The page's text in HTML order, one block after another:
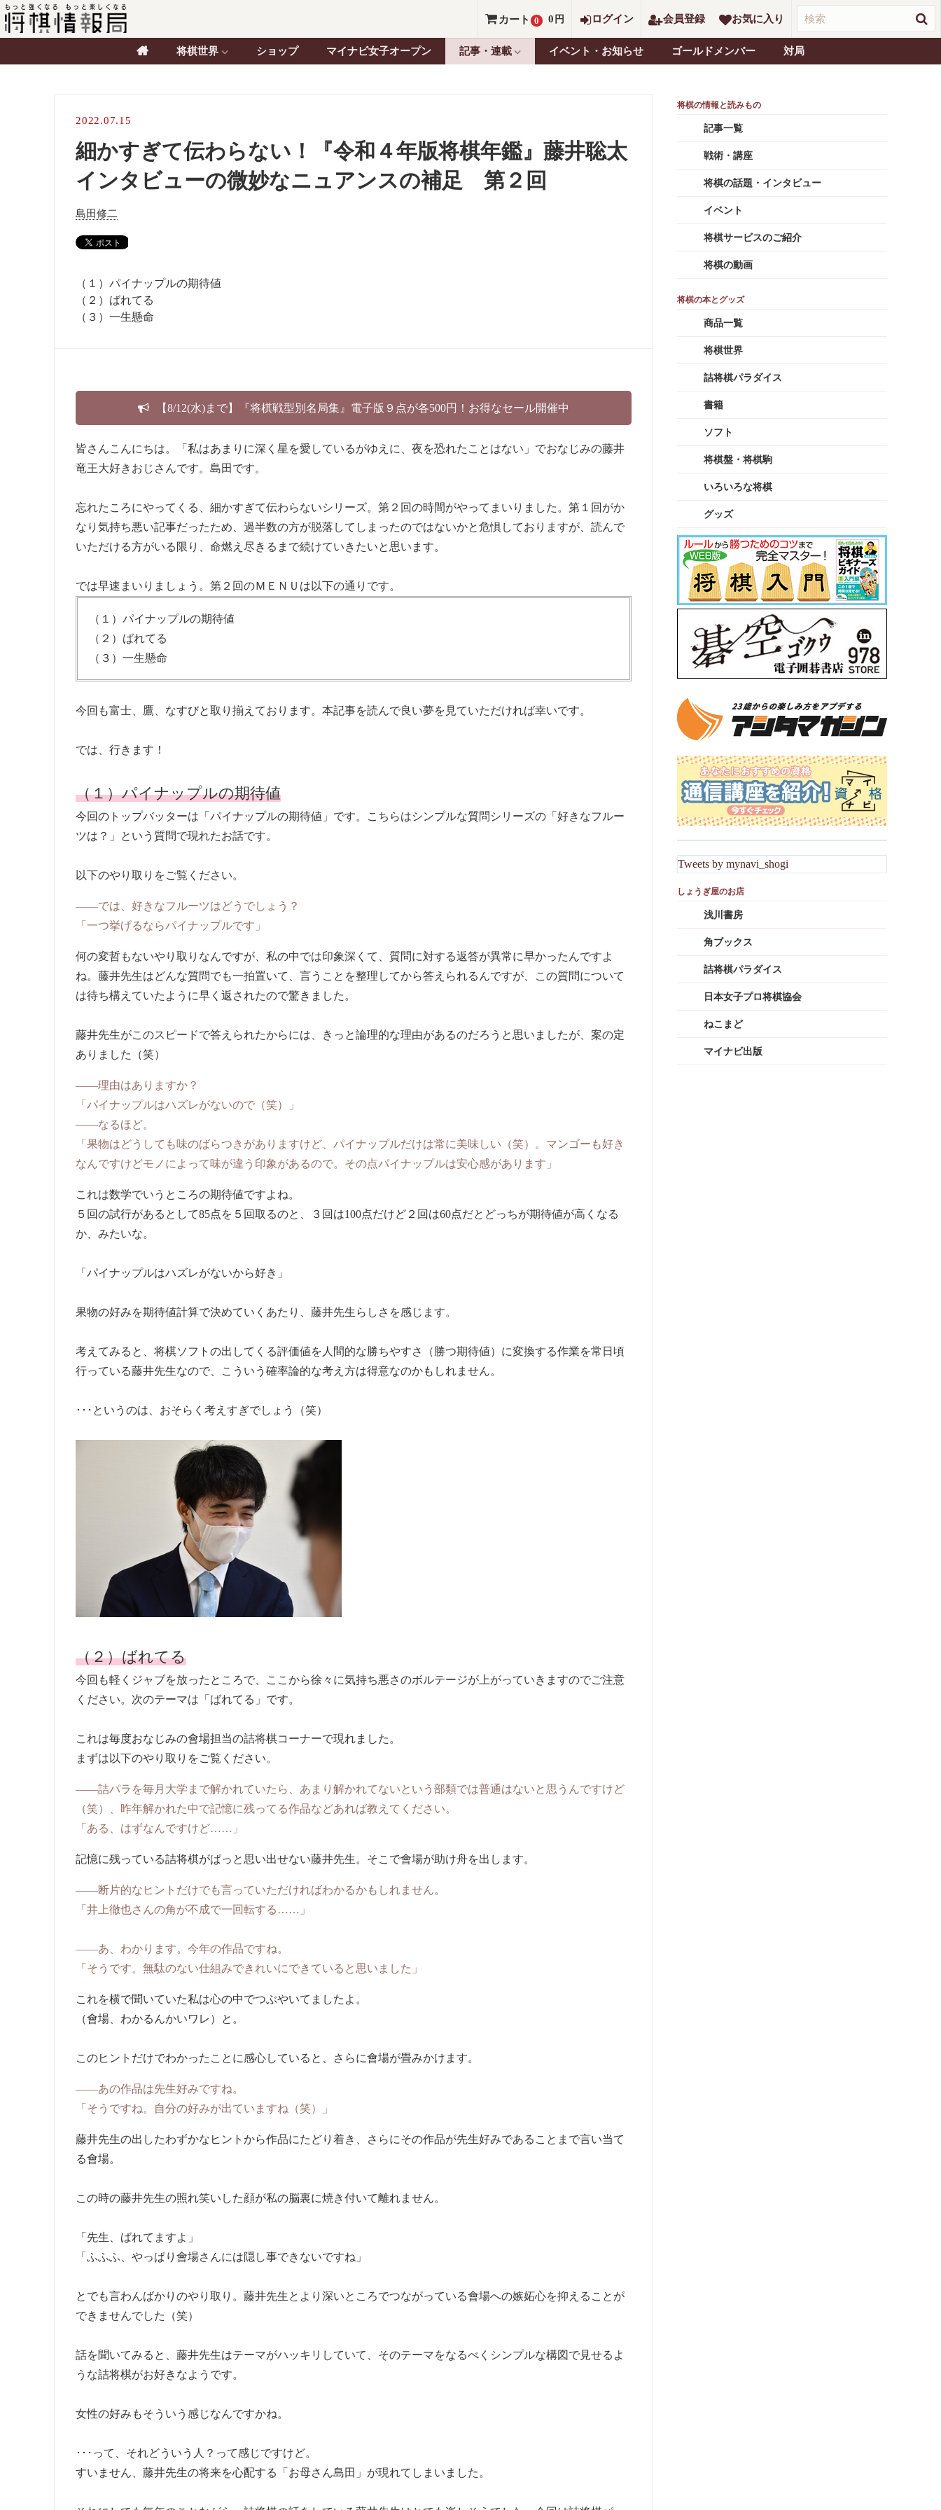
カート 0 0 円 ログイン 会員登録 お気に入り
将棋世界 ショップ マイナビ女子オープン 記事・連載 イベント・お知らせ ゴールドメンバー 対局
2022.07.15
細かすぎて伝わらない！『令和４年版将棋年鑑』藤井聡太
インタビューの微妙なニュアンスの補足 第２回
島田修二
（１）パイナップルの期待値
（２）ばれてる
（３）一生懸命
【8/12(水)まで】『将棋戦型別名局集』電子版９点が各500円！お得なセール開催中
皆さんこんにちは。「私はあまりに深く星を愛しているがゆえに、夜を恐れたことはない」でおなじみの藤井
竜王大好きおじさんです。島田です。
忘れたころにやってくる、細かすぎて伝わらないシリーズ。第２回の時間がやってまいりました。第１回がか
なり気持ち悪い記事だったため、過半数の方が脱落してしまったのではないかと危惧しておりますが、読んで
いただける方がいる限り、命燃え尽きるまで続けていきたいと思います。
では早速まいりましょう。第２回のＭＥＮＵは以下の通りです。
（１）パイナップルの期待値
（２）ばれてる
（３）一生懸命
今回も富士、鷹、なすびと取り揃えております。本記事を読んで良い夢を見ていただければ幸いです。
では、行きます！
（１）パイナップルの期待値
今回のトップバッターは「パイナップルの期待値」です。こちらはシンプルな質問シリーズの「好きなフルー
ツは？」という質問で現れたお話です。
以下のやり取りをご覧ください。
――では、好きなフルーツはどうでしょう？
「一つ挙げるならパイナップルです」
何の変哲もないやり取りなんですが、私の中では印象深くて、質問に対する返答が異常に早かったんですよ
ね。藤井先生はどんな質問でも一拍置いて、言うことを整理してから答えられるんですが、この質問について
は待ち構えていたように早く返されたので驚きました。
藤井先生がこのスピードで答えられたからには、きっと論理的な理由があるのだろうと思いましたが、案の定
ありました（笑）
――理由はありますか？
「パイナップルはハズレがないので（笑）」
――なるほど。
「果物はどうしても味のばらつきがありますけど、パイナップルだけは常に美味しい（笑）。マンゴーも好き
なんですけどモノによって味が違う印象があるので。その点パイナップルは安心感があります」
これは数学でいうところの期待値ですよね。
５回の試行があるとして85点を５回取るのと、３回は100点だけど２回は60点だとどっちが期待値が高くなる
か、みたいな。
「パイナップルはハズレがないから好き」
果物の好みを期待値計算で決めていくあたり、藤井先生らしさを感じます。
考えてみると、将棋ソフトの出してくる評価値を人間的な勝ちやすさ（勝つ期待値）に変換する作業を常日頃
行っている藤井先生なので、こういう確率論的な考え方は得意なのかもしれません。
･･･というのは、おそらく考えすぎでしょう（笑）
（２）ばれてる
今回も軽くジャブを放ったところで、ここから徐々に気持ち悪さのボルテージが上がっていきますのでご注意
ください。次のテーマは「ばれてる」です。
これは毎度おなじみの會場担当の詰将棋コーナーで現れました。
まずは以下のやり取りをご覧ください。
――詰パラを毎月大学まで解かれていたら、あまり解かれてないという部類では普通はないと思うんですけど
（笑）、昨年解かれた中で記憶に残ってる作品などあれば教えてください。
「ある、はずなんですけど……」
記憶に残っている詰将棋がぱっと思い出せない藤井先生。そこで會場が助け舟を出します。
――断片的なヒントだけでも言っていただければわかるかもしれません。
「井上徹也さんの角が不成で一回転する……」
――あ、わかります。今年の作品ですね。
「そうです。無駄のない仕組みできれいにできていると思いました」
これを横で聞いていた私は心の中でつぶやいてましたよ。
（會場、わかるんかいワレ）と。
このヒントだけでわかったことに感心していると、さらに會場が畳みかけます。
――あの作品は先生好みですね。
「そうですね。自分の好みが出ていますね（笑）」
藤井先生の出したわずかなヒントから作品にたどり着き、さらにその作品が先生好みであることまで言い当て
る會場。
この時の藤井先生の照れ笑いした顔が私の脳裏に焼き付いて離れません。
「先生、ばれてますよ」
「ふふふ、やっぱり會場さんには隠し事できないですね」
とでも言わんばかりのやり取り。藤井先生とより深いところでつながっている會場への嫉妬心を抑えることが
できませんでした（笑）
話を聞いてみると、藤井先生はテーマがハッキリしていて、そのテーマをなるべくシンプルな構図で見せるよ
うな詰将棋がお好きなようです。
女性の好みもそういう感じなんですかね。
･･･って、それどういう人？って感じですけど。
すいません、藤井先生の将来を心配する「お母さん島田」が現れてしまいました。
記事一覧
戦術・講座
将棋の話題・インタビュー
イベント
将棋サービスのご紹介
将棋の動画
商品一覧
将棋世界
詰将棋パラダイス
書籍
ソフト
将棋盤・将棋駒
いろいろな将棋
グッズ
Tweets by mynavi_shogi
浅川書房
角ブックス
詰将棋パラダイス
日本女子プロ将棋協会
ねこまど
マイナビ出版